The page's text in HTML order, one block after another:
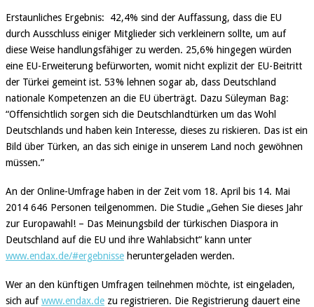
Erstaunliches Ergebnis: 42,4% sind der Auffassung, dass die EU
durch Ausschluss einiger Mitglieder sich verkleinern sollte, um auf
diese Weise handlungsfähiger zu werden. 25,6% hingegen würden
eine EU-Erweiterung befürworten, womit nicht explizit der EU-Beitritt
der Türkei gemeint ist. 53% lehnen sogar ab, dass Deutschland
nationale Kompetenzen an die EU überträgt. Dazu Süleyman Bag:
“Offensichtlich sorgen sich die Deutschlandtürken um das Wohl
Deutschlands und haben kein Interesse, dieses zu riskieren. Das ist ein
Bild über Türken, an das sich einige in unserem Land noch gewöhnen
müssen.”
An der Online-Umfrage haben in der Zeit vom 18. April bis 14. Mai
2014 646 Personen teilgenommen. Die Studie „Gehen Sie dieses Jahr
zur Europawahl! – Das Meinungsbild der türkischen Diaspora in
Deutschland auf die EU und ihre Wahlabsicht“ kann unter
www.endax.de/#ergebnisse heruntergeladen werden.
Wer an den künftigen Umfragen teilnehmen möchte, ist eingeladen,
sich aufwww.endax.de zu registrieren. Die Registrierung dauert eine